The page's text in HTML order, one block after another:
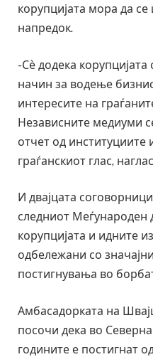
корупцијата мора да
напредок.
-Сѐ додека корупцијата
начин за водење
интересите на
Независните медиуми
отчет од институциите
граѓанскиот глас,
И двајцата
следниот Меѓународен
корупцијата и идните
одбележани со
постигнувања во
Амбасадорката на
посочи дека во
годините е постигнат